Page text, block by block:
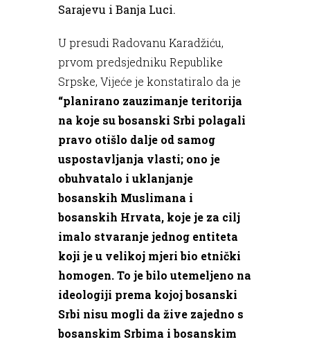
Sarajevu i Banja Luci.
U presudi Radovanu Karadžiću,
prvom predsjedniku Republike
Srpske, Vijeće je konstatiralo da je
“planirano zauzimanje teritorija
na koje su bosanski Srbi polagali
pravo otišlo dalje od samog
uspostavljanja vlasti; ono je
obuhvatalo i uklanjanje
bosanskih Muslimana i
bosanskih Hrvata, koje je za cilj
imalo stvaranje jednog entiteta
koji je u velikoj mjeri bio etnički
homogen. To je bilo utemeljeno na
ideologiji prema kojoj bosanski
Srbi nisu mogli da žive zajedno s
bosanskim Srbima i bosanskim